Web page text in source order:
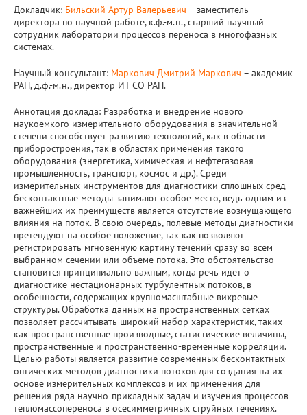
Докладчик: Бильский Артур Валерьевич – заместитель
директора по научной работе, к.ф.-м.н., старший научный
сотрудник лаборатории процессов переноса в многофазных
системах.
Научный консультант: Маркович Дмитрий Маркович – академик
РАН, д.ф.-м.н., директор ИТ СО РАН.
Аннотация доклада: Разработка и внедрение нового
наукоемкого измерительного оборудования в значительной
степени способствует развитию технологий, как в области
приборостроения, так в областях применения такого
оборудования (энергетика, химическая и нефтегазовая
промышленность, транспорт, космос и др.). Среди
измерительных инструментов для диагностики сплошных сред
бесконтактные методы занимают особое место, ведь одним из
важнейших их преимуществ является отсутствие возмущающего
влияния на поток. В свою очередь, полевые методы диагностики
претендуют на особое положение, так как позволяют
регистрировать мгновенную картину течений сразу во всем
выбранном сечении или объеме потока. Это обстоятельство
становится принципиально важным, когда речь идет о
диагностике нестационарных турбулентных потоков, в
особенности, содержащих крупномасштабные вихревые
структуры. Обработка данных на пространственных сетках
позволяет рассчитывать широкий набор характеристик, таких
как пространственные производные, статистические величины,
пространственные и пространственно-временные корреляции.
Целью работы является развитие современных бесконтактных
оптических методов диагностики потоков для создания на их
основе измерительных комплексов и их применения для
решения ряда научно-прикладных задач и изучения процессов
тепломассопереноса в осесимметричных струйных течениях.